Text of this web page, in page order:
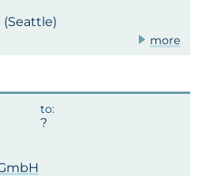
(Seattle)
more